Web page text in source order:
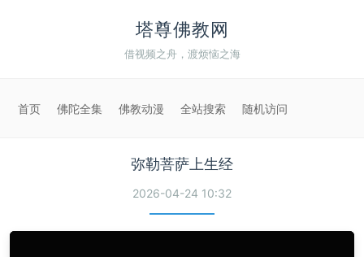
塔尊佛教网
借视频之舟，渡烦恼之海
首页 佛陀全集 佛教动漫 全站搜索 随机访问
弥勒菩萨上生经
2026-04-24 10:32